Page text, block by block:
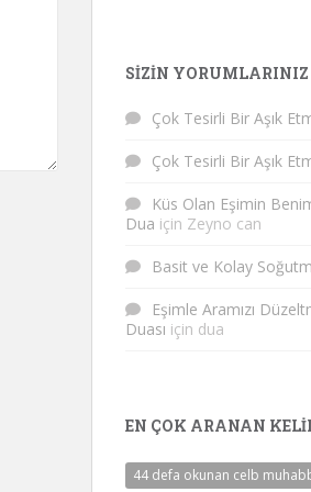
SIZIN YORUMLARINIZ
Çok Tesirli Bir Aşık
Çok Tesirli Bir Aşık
Küs Olan Eşimin
Dua için Zeyno can
Basit ve Kolay
Eşimle Aramızı
Duası için dua
EN ÇOK ARANAN
44 defa okunan celb